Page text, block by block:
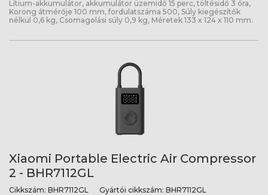
Lítium-akkumulátor, akkumulátor üzemidő 15 perc, töltésidő 3 óra,
Korong átmérője 100 mm, fordulatszáma 500, Súly kiegészítők
nélkül 0,6 kg, Csomagolási súly 0,9 kg, Méretek 133 x 124 x 110 mm.
Xiaomi Portable Electric Air Compressor
2 - BHR7112GL
Cikkszám: BHR7112GL Gyártói cikkszám: BHR7112GL